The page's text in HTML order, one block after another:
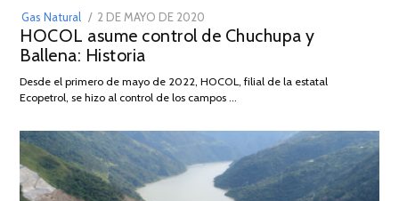
Gas Natural
POSTED
ON
2 DE MAYO DE 2020
DE
2026
HOCOL asume control de Chuchupa y
Ballena: Historia
Desde el primero de mayo de 2022, HOCOL, filial de la estatal
Ecopetrol, se hizo al control de los campos …